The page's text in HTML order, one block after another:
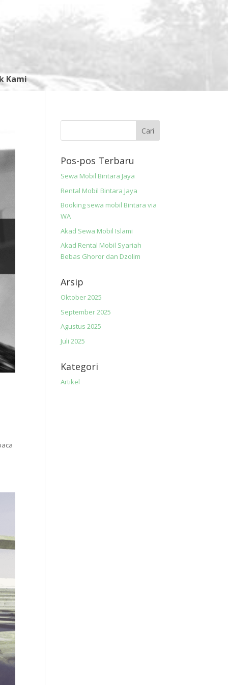
Kami
Pos-pos Terbaru
Sewa Mobil Bintara Jaya
Rental Mobil Bintara Jaya
Booking sewa mobil Bintara via
WA
Akad Sewa Mobil Islami
Akad Rental Mobil Syariah
Bebas Ghoror dan Dzolim
Arsip
Oktober 2025
September 2025
Agustus 2025
Juli 2025
Kategori
Artikel